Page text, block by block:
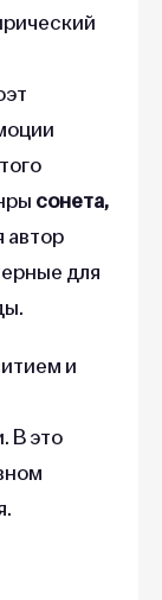
сонета,
автор
для
и
В это